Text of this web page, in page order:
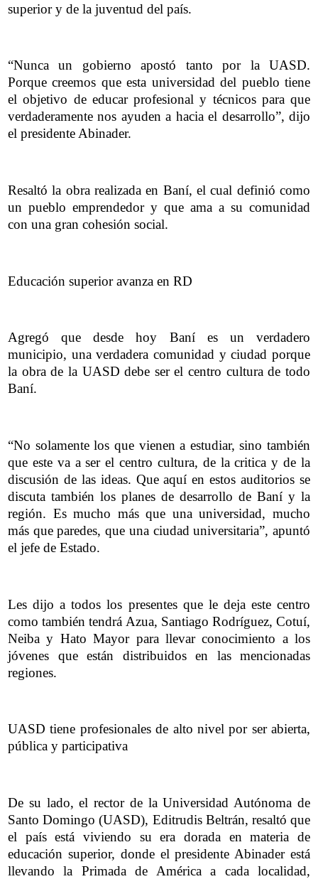
superior y de la juventud del país.
“Nunca un gobierno apostó tanto por la UASD.
Porque creemos que esta universidad del pueblo tiene
el objetivo de educar profesional y técnicos para que
verdaderamente nos ayuden a hacia el desarrollo”, dijo
el presidente Abinader.
Resaltó la obra realizada en Baní, el cual definió como
un pueblo emprendedor y que ama a su comunidad
con una gran cohesión social.
Educación superior avanza en RD
Agregó que desde hoy Baní es un verdadero
municipio, una verdadera comunidad y ciudad porque
la obra de la UASD debe ser el centro cultura de todo
Baní.
“No solamente los que vienen a estudiar, sino también
que este va a ser el centro cultura, de la critica y de la
discusión de las ideas. Que aquí en estos auditorios se
discuta también los planes de desarrollo de Baní y la
región. Es mucho más que una universidad, mucho
más que paredes, que una ciudad universitaria”, apuntó
el jefe de Estado.
Les dijo a todos los presentes que le deja este centro
como también tendrá Azua, Santiago Rodríguez, Cotuí,
Neiba y Hato Mayor para llevar conocimiento a los
jóvenes que están distribuidos en las mencionadas
regiones.
UASD tiene profesionales de alto nivel por ser abierta,
pública y participativa
De su lado, el rector de la Universidad Autónoma de
Santo Domingo (UASD), Editrudis Beltrán, resaltó que
el país está viviendo su era dorada en materia de
educación superior, donde el presidente Abinader está
llevando la Primada de América a cada localidad,